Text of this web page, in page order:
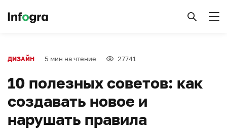
ДИЗАЙН 5 мин на чтение 27741
10 полезных советов: как
создавать новое и
нарушать правила